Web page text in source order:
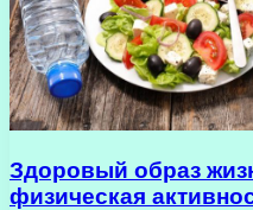
Здоровый образ
физическая